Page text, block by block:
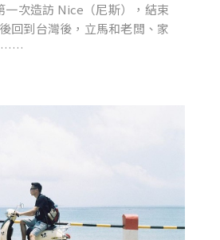
一次造訪 Nice（尼斯），結束
回到台灣後，立馬和老闆、家
……